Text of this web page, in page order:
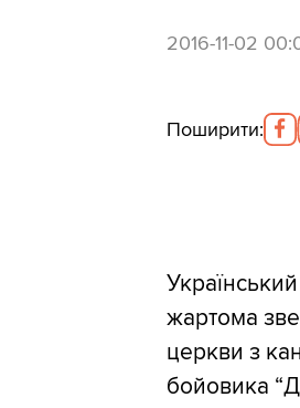
2016-11-02
Поширити:
жартома
церкви з
бойовика